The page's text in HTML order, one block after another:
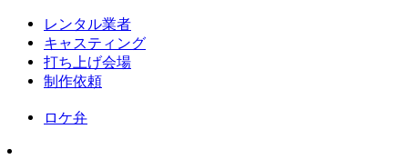
レンタル業者
キャスティング
打ち上げ会場
制作依頼
ロケ弁